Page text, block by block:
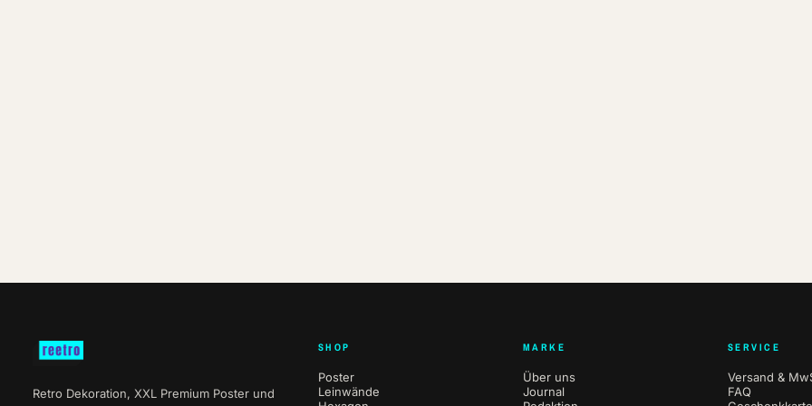
Retro Dekoration, XXL Premium Poster und
SHOP
Poster
Leinwände
MARKE
Über uns
Journal
SERVICE
Versand &
FAQ